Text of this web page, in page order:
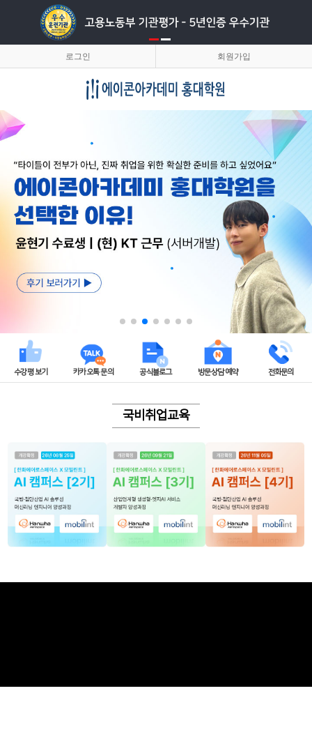
로그인 회원가입
수강평 보기 카카오톡 문의 공식블로그 방문상담 예약 전화문의
국비취업교육